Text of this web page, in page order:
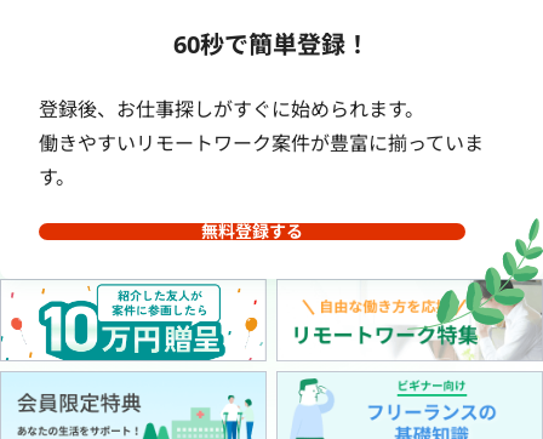
60秒で簡単登録！
登録後、お仕事探しがすぐに始められます。
働きやすいリモートワーク案件が豊富に揃っていま
す。
無料登録する